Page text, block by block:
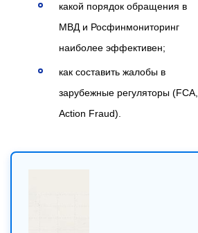
какой порядок обращения в
МВД и Росфинмониторинг
наиболее эффективен;
как составить жалобы в
зарубежные регуляторы (FCA,
Action Fraud).